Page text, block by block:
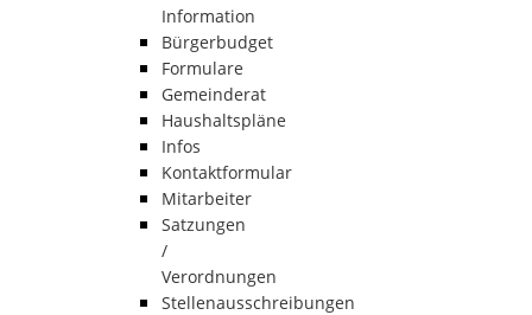
Information
Bürgerbudget
Formulare
Gemeinderat
Haushaltspläne
Infos
Kontaktformular
Mitarbeiter
Satzungen
/
Verordnungen
Stellenausschreibungen